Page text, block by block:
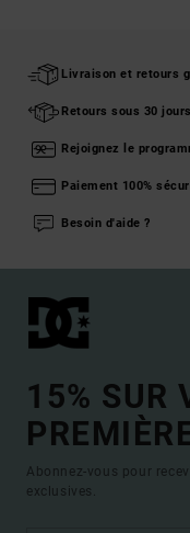
Livraison et retours
Retours sous 30 jours
Rejoignez le
Paiement 100%
Besoin d'aide ?
15% SUR
Abonnez-vous pour
exclusives.